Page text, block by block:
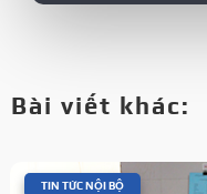
Bài viết khác:
TIN TỨC NỘI BỘ